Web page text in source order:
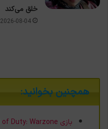
خلق می‌کند
2026-08-04
همچنین بخوانید: